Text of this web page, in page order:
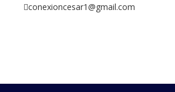
conexioncesar1@gmail.com